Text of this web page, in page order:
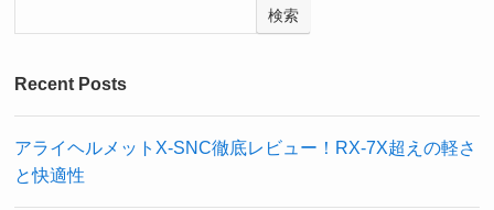
検索
Recent Posts
アライヘルメットX-SNC徹底レビュー！RX-7X超えの軽さ
と快適性